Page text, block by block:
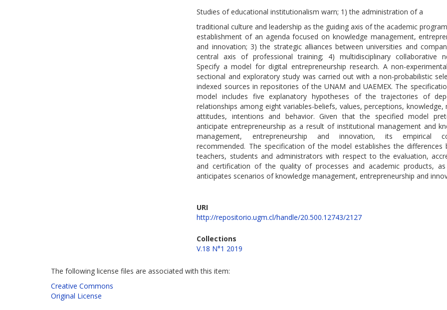
Studies of educational institutionalism warn; 1) the administration of a
traditional culture and leadership as the guiding axis of the academic
establishment of an agenda focused on knowledge management,
and innovation; 3) the strategic alliances between universities and
central axis of professional training; 4) multidisciplinary collaborative
Specify a model for digital entrepreneurship research. A non-
sectional and exploratory study was carried out with a non-probabilistic
indexed sources in repositories of the UNAM and UAEMEX. The
model includes five explanatory hypotheses of the trajectories of
relationships among eight variables-beliefs, values, perceptions, knowledge,
attitudes, intentions and behavior. Given that the specified model
anticipate entrepreneurship as a result of institutional management and
management, entrepreneurship and innovation, its empirical
recommended. The specification of the model establishes the differences
teachers, students and administrators with respect to the evaluation,
and certification of the quality of processes and academic products,
anticipates scenarios of knowledge management, entrepreneurship and
URI
http://repositorio.ugm.cl/handle/20.500.12743/2127
Collections
V.18 N°1 2019
The following license files are associated with this item:
Creative Commons
Original License